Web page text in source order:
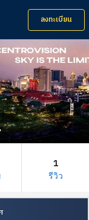
ลงทะเบียน
1
รีวิว